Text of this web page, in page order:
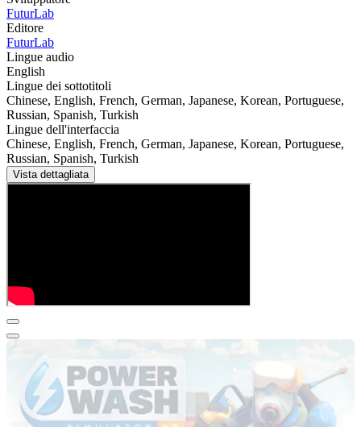
FuturLab
Editore
FuturLab
Lingue audio
English
Lingue dei sottotitoli
Chinese, English, French, German, Japanese, Korean, Portuguese,
Russian, Spanish, Turkish
Lingue dell'interfaccia
Chinese, English, French, German, Japanese, Korean, Portuguese,
Russian, Spanish, Turkish
Vista dettagliata